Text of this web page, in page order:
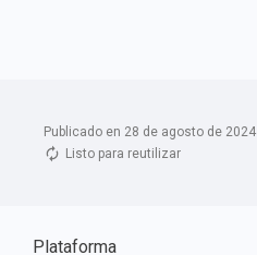
Publicado en 28 de agosto de 2024
Listo para reutilizar
Plataforma